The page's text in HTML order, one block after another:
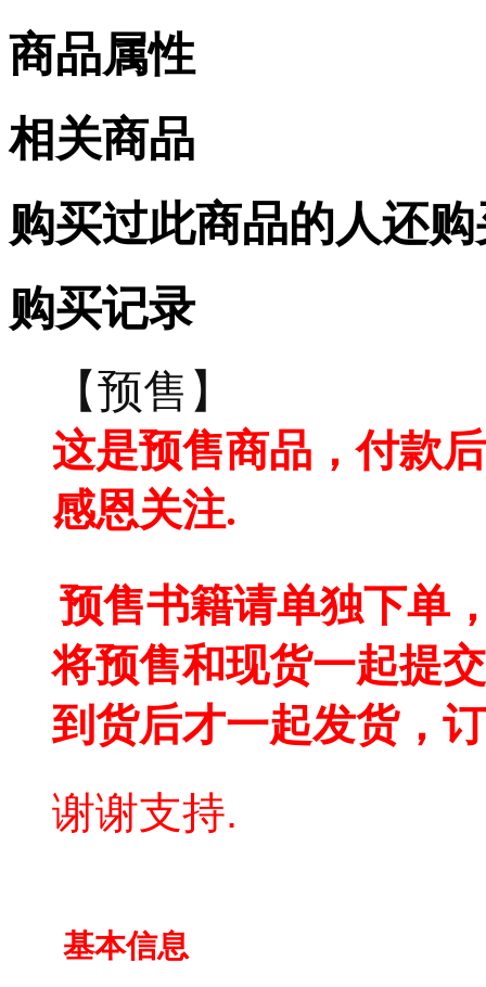
商品属性
相关商品
购买过此商品的人还
购买记录
【预售】
这是预售商品，付款
感恩关注.
预售书籍请单独下单
将预售和现货一起提
到货后才一起发货，
谢谢支持.
基本信息